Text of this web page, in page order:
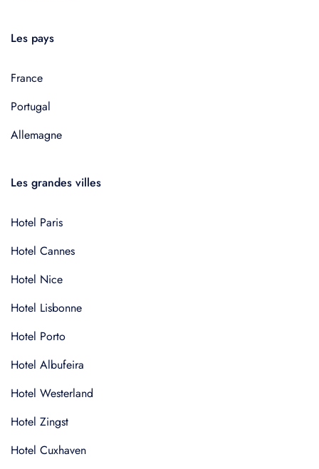
Les pays
France
Portugal
Allemagne
Les grandes villes
Hotel Paris
Hotel Cannes
Hotel Nice
Hotel Lisbonne
Hotel Porto
Hotel Albufeira
Hotel Westerland
Hotel Zingst
Hotel Cuxhaven